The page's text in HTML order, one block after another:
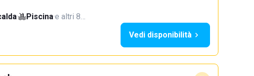
· Piscina·e altri 8…
Vedi disponibilità